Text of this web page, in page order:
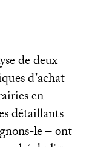
de deux
d’achat
en
détaillants
le – ont